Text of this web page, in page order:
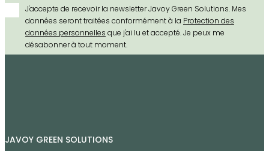
J'accepte de recevoir la newsletter Javoy Green Solutions. Mes
données seront traitées conformément à la Protection des
données personnelles que j'ai lu et accepté. Je peux me
désabonner à tout moment.
JAVOY GREEN SOLUTIONS